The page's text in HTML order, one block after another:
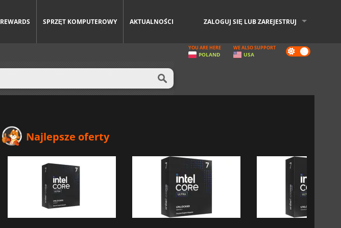
REWARDS SPRZĘT KOMPUTEROWY AKTUALNOŚCI ZALOGUJ SIĘ LUB ZAREJESTRUJ
Dark
mode
YOU ARE HERE
POLAND
WE ALSO SUPPORT
USA
Najlepsze oferty